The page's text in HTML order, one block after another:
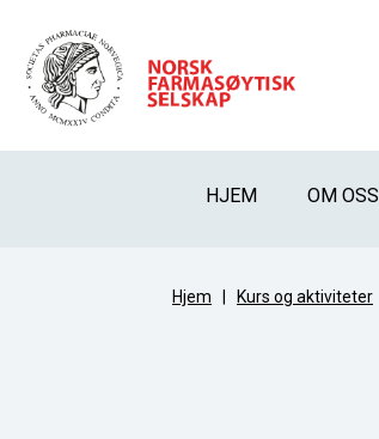
HJEM OM OSS
Hjem Kurs og aktiviteter